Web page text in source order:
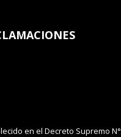
en el Decreto Supremo N°